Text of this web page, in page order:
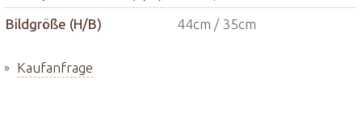
Bildgröße (H/B)
44cm / 35cm
Kaufanfrage